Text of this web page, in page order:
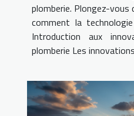
plomberie. Plongez-
comment la
Introduction aux
plomberie Les